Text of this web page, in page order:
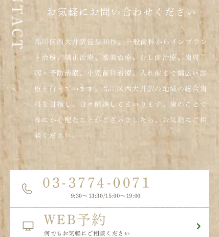
お気軽にお問い合わせください
品川区西大井駅徒歩30秒。一般歯科からインプラン
ト治療、矯正治療、審美治療、むし歯治療、歯周
病・予防治療、小児歯科治療、入れ歯まで幅広い診
療を行っています。品川区西大井駅の地域の総合歯
科を目指し、日々精進してまいります。歯のことで
なにか心配なことがございましたら、お気軽にご相
談ください。
03-3774-0071
9:30〜13:30/15:00～19:00
WEB予約
何でもお気軽にご相談ください